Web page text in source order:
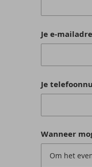
Je e-
Je
Wanneer
Om het